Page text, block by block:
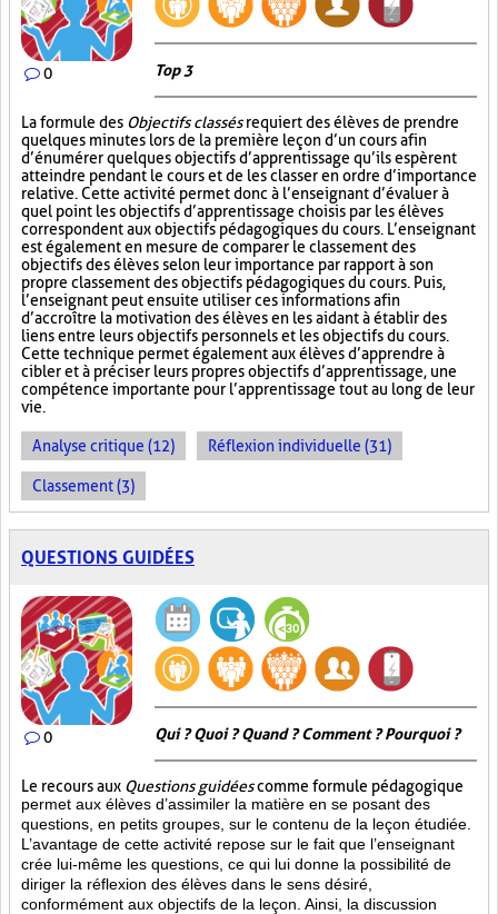
0 Top 3
La formule des Objectifs classésrequiert des élèves de prendre
quelques minutes lors de la première leçon d’un cours afin
d’énumérer quelques objectifs d’apprentissage qu’ils espèrent
atteindre pendant le cours et de les classer en ordre d’importance
relative. Cette activité permet donc à l’enseignant d’évaluer à
quel point les objectifs d’apprentissage choisis par les élèves
correspondent aux objectifs pédagogiques du cours. L’enseignant
est également en mesure de comparer le classement des
objectifs des élèves selon leur importance par rapport à son
propre classement des objectifs pédagogiques du cours. Puis,
l’enseignant peut ensuite utiliser ces informations afin
d’accroître la motivation des élèves en les aidant à établir des
liens entre leurs objectifs personnels et les objectifs du cours.
Cette technique permet également aux élèves d’apprendre à
cibler et à préciser leurs propres objectifs d’apprentissage, une
compétence importante pour l’apprentissage tout au long de leur
vie.
Analyse critique (12) Réflexion individuelle (31)
Classement (3)
QUESTIONS GUIDÉES
0 Qui ? Quoi ? Quand ? Comment ? Pourquoi ?
Le recours aux Questions guidéescomme formule pédagogique
permet aux élèves d’assimiler la matière en se posant des
questions, en petits groupes, sur le contenu de la leçon étudiée.
L’avantage de cette activité repose sur le fait que l’enseignant
crée lui-même les questions, ce qui lui donne la possibilité de
diriger la réflexion des élèves dans le sens désiré,
conformément aux objectifs de la leçon. Ainsi, la discussion